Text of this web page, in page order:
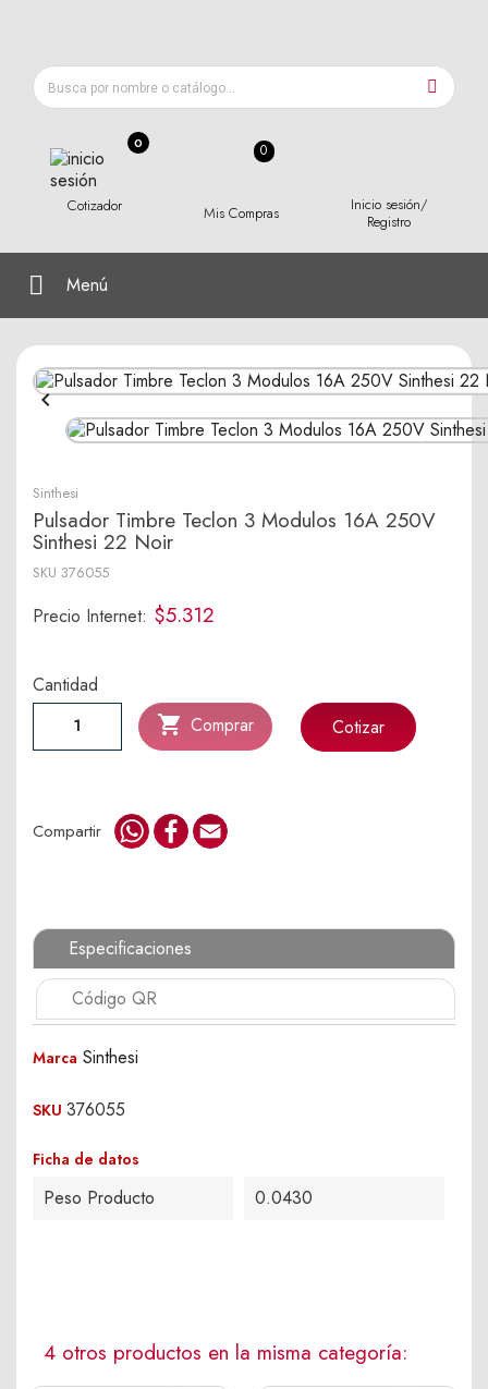
0
Cotizador Mis Compras
Inicio sesión/
Registro
Menú

Sinthesi
Pulsador Timbre Teclon 3 Modulos 16A 250V
Sinthesi 22 Noir
SKU 376055
Precio Internet: $5.312
Cantidad
 Comprar Cotizar
Compartir WhatsApp
Facebook
Especificaciones
Código QR
Marca Sinthesi
SKU 376055
Ficha de datos
Peso Producto 0.0430
4 otros productos en la misma categoría: